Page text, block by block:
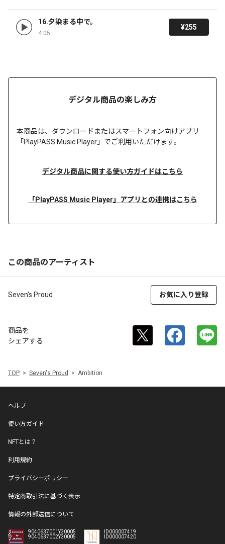
16.夕染まる中で。
4:05
¥255
デジタル商品の楽しみ方
本商品は、 ダウンロードまたはスマートフォン向けアプリ
「PlayPASS Music Player」でご利用いただけます。
デジタル商品に関する使い方ガイドはこちら
「PlayPASS Music Player」アプリとの連携はこちら
この商品のアーティスト
Seven's Proud お気に入り登録
商品を
シェアする
TOP Seven's Proud Ambition
ヘルプ
使い方ガイド
NFTとは？
利用規約
プライバシーポリシー
特定商取引法に基づく表示
情報の外部送信について
9040637001Y30005
9040637002Y30005
ID000007419
ID000007420